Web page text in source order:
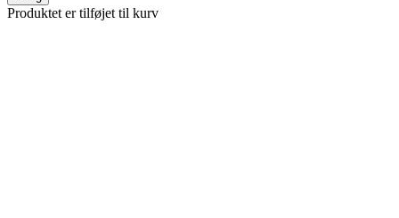
Produktet er tilføjet til kurv